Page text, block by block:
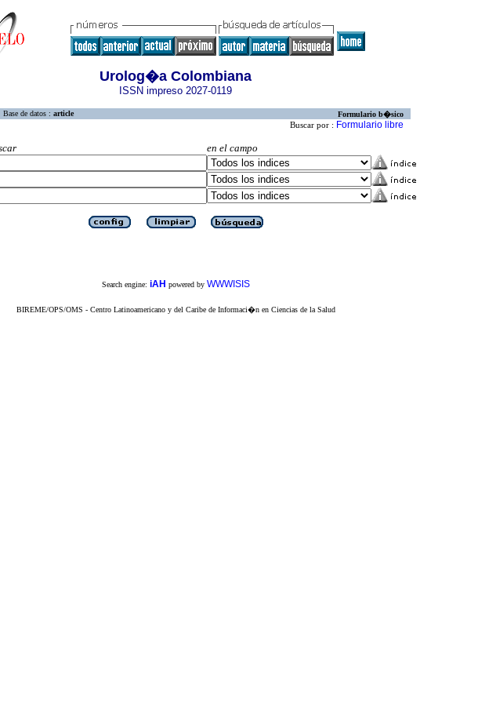
Urolog�a Colombiana
ISSN impreso 2027-0119
Base de datos : article Formulario b�sico
Buscar por : Formulario libre
en el campo
Search engine: iAH powered by WWWISIS
BIREME/OPS/OMS - Centro Latinoamericano y del Caribe de Informaci�n en Ciencias de la Salud